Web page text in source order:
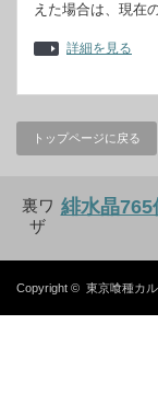
えた場合は、現在
詳細を見る
トップページに戻る
裏ワ
ザ
緋水晶765
Copyright © 東京喰種カ